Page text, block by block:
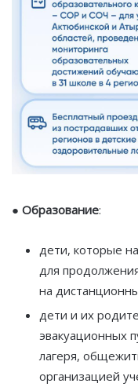
● Образование:
дети, которые
для
на
дети и их
эвакуационных
лагеря,
организацией